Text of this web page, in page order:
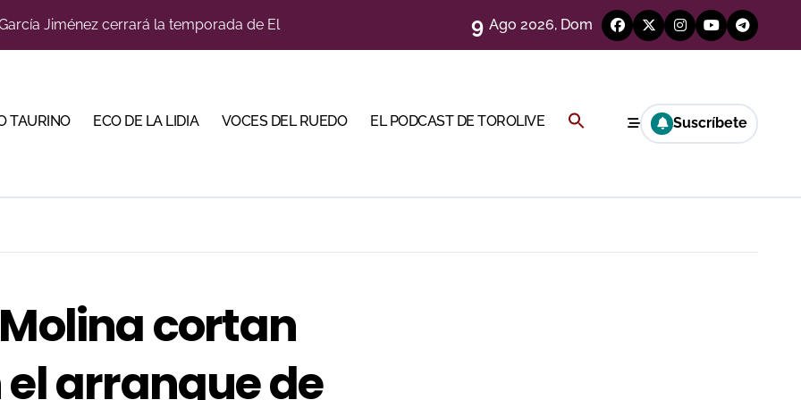
sitio con una gran faena y dos orejas
en el primer festejo de “La Almendra de Plata” de la Feria de Gor
marcan la jornada con Julio Romero, Andy Cartagena y Hugo Tarbelli
venta física para una de sus grandes citas del verano
9 Ago 2026, Dom
TAURINO ECO DE LA LIDIA VOCES DEL RUEDO EL PODCAST DE TOROLIVE Buscar: Suscríbete
cortan
arranque de